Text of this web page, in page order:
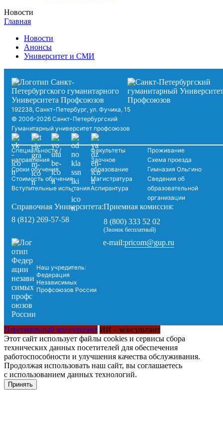
Новости
Главная
Новости
Анонсы
Университет и СМИ
192238, Санкт-Петербург, ул. Фучика, 15
© 2006–2026 Санкт-Петербургский
Гуманитарный университет профсоюзов
Специальности /
направления
Сроки обучения
Стоимость обучения
Вступительные испытания
Факультеты
Заочное
образование
Магистратура
Аспирантура
Проживание
Схема проезда
Гимназия Ольгино
Сведения об
образовательной
организации
Справочная Университета:
8 (812) 269-57-58
Приемная комиссия:
8 (800) 333 52 02
(Звонок бесплатный)
Наш учредитель:
Федерация
Независимых
Профсоюзов России
e-mail:pricom@gup.ru
Персональный консультант ИИ – консультант
Этот сайт использует файлы cookies и сервисы сбора
технических данных посетителей для обеспечения
работоспособности и улучшения качества обслуживания.
Продолжая использовать наш сайт, вы соглашаетесь
с использованием данных технологий.
Принять